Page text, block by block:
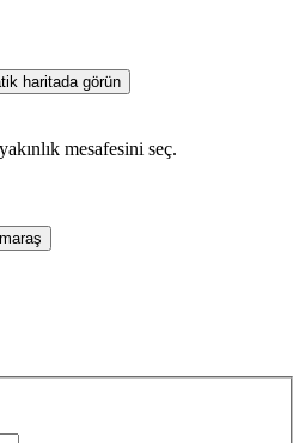
haritada görün
mesafesini seç.